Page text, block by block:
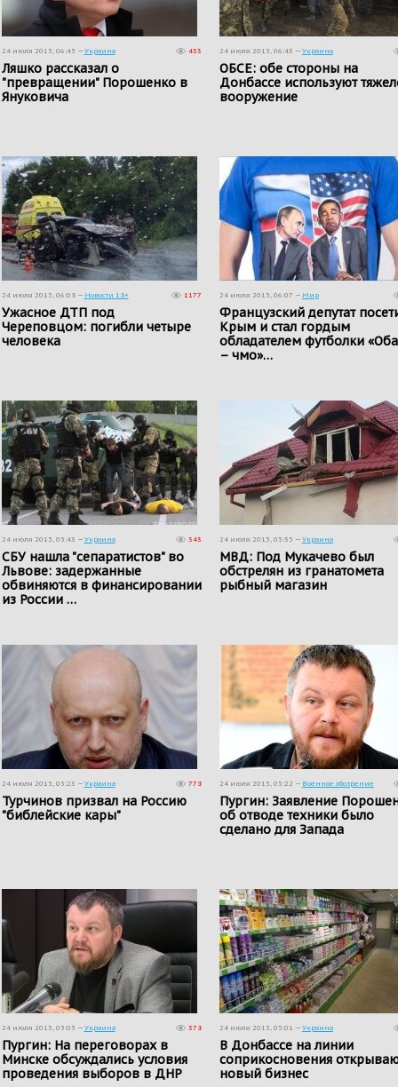
24 июля 2015, 06:45 — Украина 433
Ляшко рассказал о
"превращении" Порошенко в
Януковича
24 июля 2015, 06:43 — Украина
ОБСЕ: обе стороны на
Донбассе используют
вооружение
24 июля 2015, 06:08 — Новости 18+ 1177
Ужасное ДТП под
Череповцом: погибли четыре
человека
24 июля 2015, 06:07 — Мир
Французский депутат
Крым и стал гордым
обладателем футболки
– чмо»…
24 июля 2015, 05:43 — Украина 343
СБУ нашла "сепаратистов" во
Львове: задержанные
обвиняются в финансировании
из России …
24 июля 2015, 05:35 — Украина
МВД: Под Мукачево был
обстрелян из гранатомета
рыбный магазин
24 июля 2015, 05:23 — Украина 778
Турчинов призвал на Россию
"библейские кары"
24 июля 2015, 05:22 — Военное обозрение
Пургин: Заявление
об отводе техники было
сделано для Запада
24 июля 2015, 05:05 — Украина 378
Пургин: На переговорах в
Минске обсуждались условия
проведения выборов в ДНР
24 июля 2015, 05:01 — Украина
​В Донбассе на линии
соприкосновения
новый бизнес